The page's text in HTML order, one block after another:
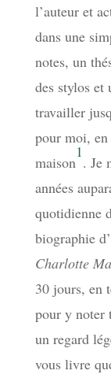
l’auteur et
dans une
notes, un
des stylos et
travailler
pour moi,
maison
1
. Je
années
quotidienne
biographie
Charlotte
30 jours, en
pour y noter
un regard
vous livre